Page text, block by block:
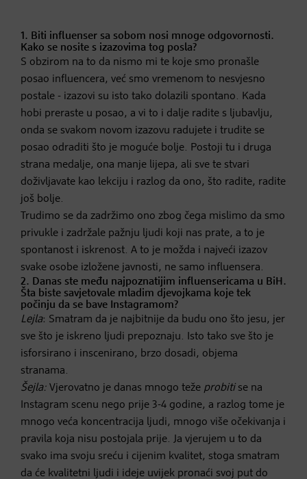
1. Biti influenser sa sobom nosi mnoge odgovornosti.
Kako se nosite s izazovima tog posla?
S obzirom na to da nismo mi te koje smo pronašle
posao influencera, već smo vremenom to nesvjesno
postale - izazovi su isto tako dolazili spontano. Kada
hobi preraste u posao, a vi to i dalje radite s ljubavlju,
onda se svakom novom izazovu radujete i trudite se
posao odraditi što je moguće bolje. Postoji tu i druga
strana medalje, ona manje lijepa, ali sve te stvari
doživljavate kao lekciju i razlog da ono, što radite, radite
još bolje.
Trudimo se da zadržimo ono zbog čega mislimo da smo
privukle i zadržale pažnju ljudi koji nas prate, a to je
spontanost i iskrenost. A to je možda i najveći izazov
svake osobe izložene javnosti, ne samo influensera.
2. Danas ste među najpoznatijim influensericama u BiH.
Šta biste savjetovale mladim djevojkama koje tek
počinju da se bave Instagramom?
Lejla: Smatram da je najbitnije da budu ono što jesu, jer
sve što je iskreno ljudi prepoznaju. Isto tako sve što je
isforsirano i inscenirano, brzo dosadi, objema
stranama.
Šejla: Vjerovatno je danas mnogo teže probitise na
Instagram scenu nego prije 3-4 godine, a razlog tome je
mnogo veća koncentracija ljudi, mnogo više očekivanja i
pravila koja nisu postojala prije. Ja vjerujem u to da
svako ima svoju sreću i cijenim kvalitet, stoga smatram
da će kvalitetni ljudi i ideje uvijek pronaći svoj put do